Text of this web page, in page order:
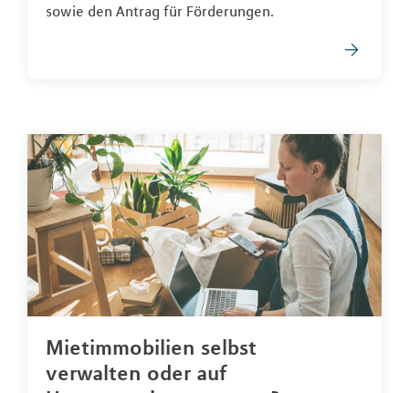
sowie den Antrag für Förderungen.
Mietimmobilien selbst
verwalten oder auf